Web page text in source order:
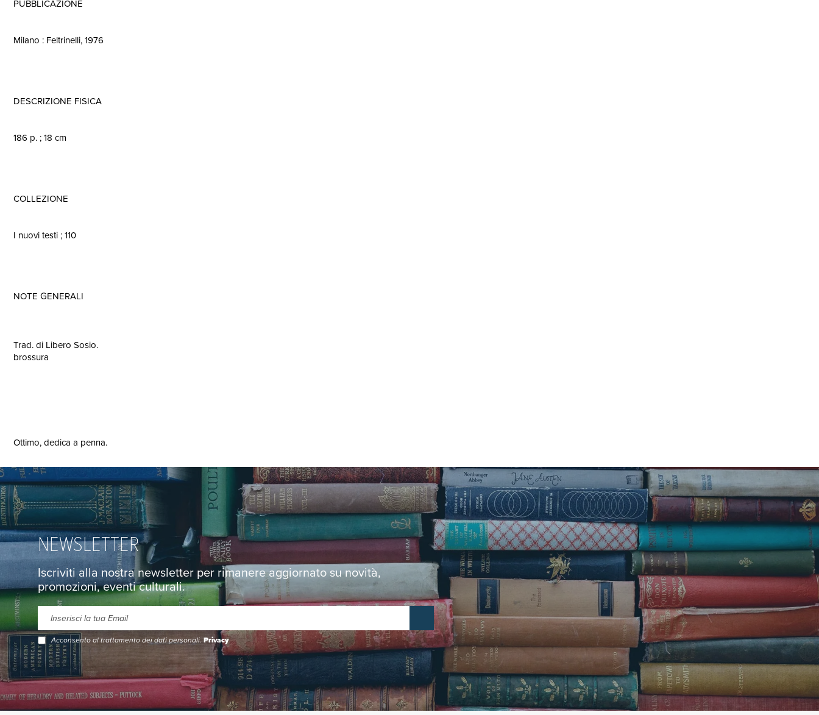
PUBBLICAZIONE
Milano : Feltrinelli, 1976
DESCRIZIONE FISICA
186 p. ; 18 cm
COLLEZIONE
I nuovi testi ; 110
NOTE GENERALI
Trad. di Libero Sosio.
brossura
Ottimo, dedica a penna.
NEWSLETTER
Iscriviti alla nostra newsletter per rimanere aggiornato su novità,
promozioni, eventi culturali.
Acconsento al trattamento dei dati personali.Privacy